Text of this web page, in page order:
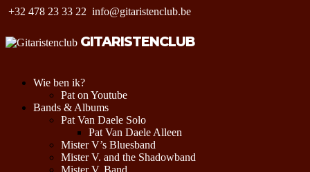
+32 478 23 33 22 info@gitaristenclub.be
GITARISTENCLUB
Wie ben ik?
Pat on Youtube
Bands & Albums
Pat Van Daele Solo
Pat Van Daele Alleen
Mister V’s Bluesband
Mister V. and the Shadowband
Mister V. Band